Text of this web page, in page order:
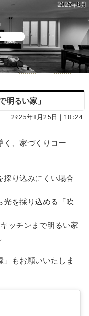
2025年8月
明るい家」
2025年8月25日｜18:24
く、家づくりコー
採り込みにくい場合
光を採り込める「吹
ッチンまで明るい家
もお願いいたしま